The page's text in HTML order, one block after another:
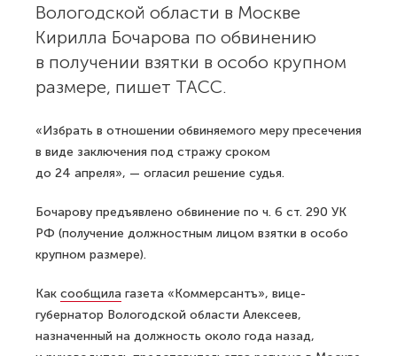
Вологодской области в Москве
Кирилла Бочарова по обвинению
в получении взятки в особо крупном
размере, пишет ТАСС.
«Избрать в отношении обвиняемого меру пресечения
в виде заключения под стражу сроком
до 24 апреля», — огласил решение судья.
Бочарову предъявлено обвинение по ч. 6 ст. 290 УК
РФ (получение должностным лицом взятки в особо
крупном размере).
Как сообщила газета «Коммерсантъ», вице-
губернатор Вологодской области Алексеев,
назначенный на должность около года назад,